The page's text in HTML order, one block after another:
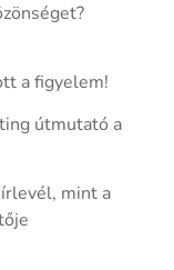
a figyelem!
útmutató a
mint a